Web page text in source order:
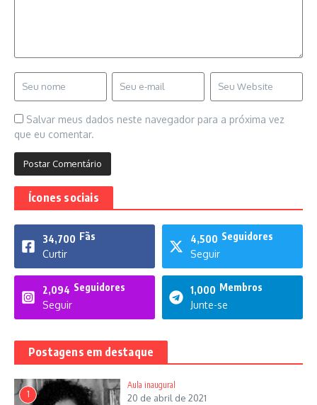
Salvar meus dados neste navegador para a próxima vez
que eu comentar.
Ícones sociais
34,700 Fãs
Curtir
4,500 Seguidores
Seguir
2,094 Seguidores
Seguir
1,000 Membros
Junte-se
Postagens em destaque
1
Aula inaugural
20 de abril de 2021